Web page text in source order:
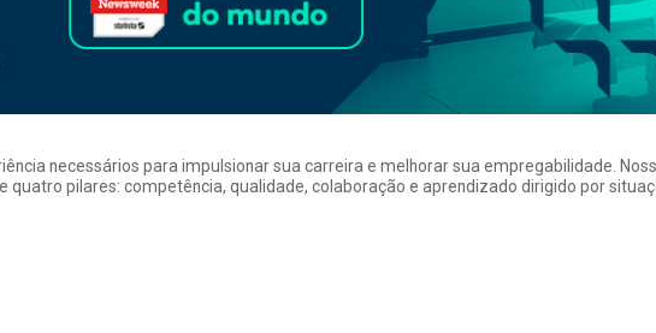
necessários para impulsionar sua carreira e melhorar sua empregabilidade.
pilares: competência, qualidade, colaboração e aprendizado dirigido por